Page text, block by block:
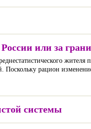
или за
жителя
Поскольку рацион
системы